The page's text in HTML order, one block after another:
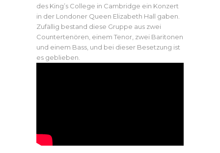
des King’s College in Cambridge ein Konzert
in der Londoner Queen Elizabeth Hall gaben.
Zufällig bestand diese Gruppe aus zwei
Countertenören, einem Tenor, zwei Baritonen
und einem Bass, und bei dieser Besetzung ist
es geblieben.